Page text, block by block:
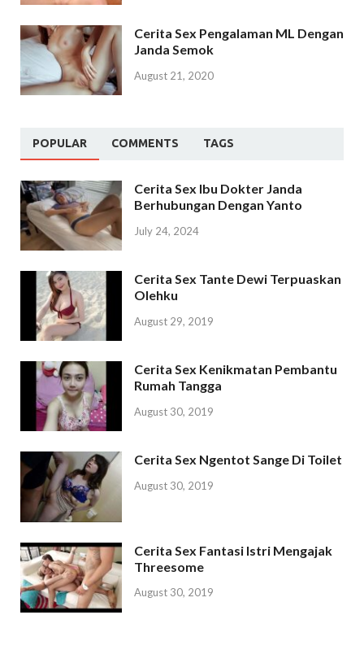
Cerita Sex Pengalaman ML Dengan
Janda Semok
August 21, 2020
POPULAR COMMENTS TAGS
Cerita Sex Ibu Dokter Janda
Berhubungan Dengan Yanto
July 24, 2024
Cerita Sex Tante Dewi Terpuaskan
Olehku
August 29, 2019
Cerita Sex Kenikmatan Pembantu
Rumah Tangga
August 30, 2019
Cerita Sex Ngentot Sange Di Toilet
August 30, 2019
Cerita Sex Fantasi Istri Mengajak
Threesome
August 30, 2019